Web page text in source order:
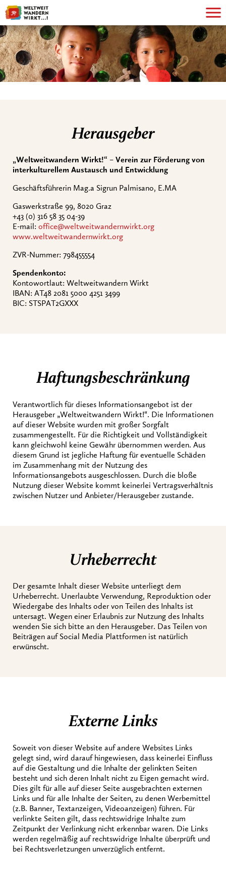
Herausgeber
„Weltweitwandern Wirkt!“ – Verein zur Förderung von
interkulturellem Austausch und Entwicklung
Geschäftsführerin Mag.a Sigrun Palmisano, E.MA
Gaswerkstraße 99, 8020 Graz
+43 (0) 316 58 35 04-39
E-mail: office@weltweitwandernwirkt.org
www.weltweitwandernwirkt.org
ZVR-Nummer: 798455554
Spendenkonto:
Kontowortlaut: Weltweitwandern Wirkt
IBAN: AT48 2081 5000 4251 3499
BIC: STSPAT2GXXX
Haftungsbeschränkung
Verantwortlich für dieses Informationsangebot ist der
Herausgeber „Weltweitwandern Wirkt!“. Die Informationen
auf dieser Website wurden mit großer Sorgfalt
zusammengestellt. Für die Richtigkeit und Vollständigkeit
kann gleichwohl keine Gewähr übernommen werden. Aus
diesem Grund ist jegliche Haftung für eventuelle Schäden
im Zusammenhang mit der Nutzung des
Informationsangebots ausgeschlossen. Durch die bloße
Nutzung dieser Website kommt keinerlei Vertragsverhältnis
zwischen Nutzer und Anbieter/Herausgeber zustande.
Urheberrecht
Der gesamte Inhalt dieser Website unterliegt dem
Urheberrecht. Unerlaubte Verwendung, Reproduktion oder
Wiedergabe des Inhalts oder von Teilen des Inhalts ist
untersagt. Wegen einer Erlaubnis zur Nutzung des Inhalts
wenden Sie sich bitte an den Herausgeber. Das Teilen von
Beiträgen auf Social Media Plattformen ist natürlich
erwünscht.
Externe Links
Soweit von dieser Website auf andere Websites Links
gelegt sind, wird darauf hingewiesen, dass keinerlei Einfluss
auf die Gestaltung und die Inhalte der gelinkten Seiten
besteht und sich deren Inhalt nicht zu Eigen gemacht wird.
Dies gilt für alle auf dieser Seite ausgebrachten externen
Links und für alle Inhalte der Seiten, zu denen Werbemittel
(z.B. Banner, Textanzeigen, Videoanzeigen) führen. Für
verlinkte Seiten gilt, dass rechtswidrige Inhalte zum
Zeitpunkt der Verlinkung nicht erkennbar waren. Die Links
werden regelmäßig auf rechtswidrige Inhalte überprüft und
bei Rechtsverletzungen unverzüglich entfernt.